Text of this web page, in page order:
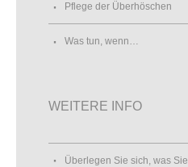
Pflege der Überhöschen
Was tun, wenn…
WEITERE INFO
Überlegen Sie sich, was Sie